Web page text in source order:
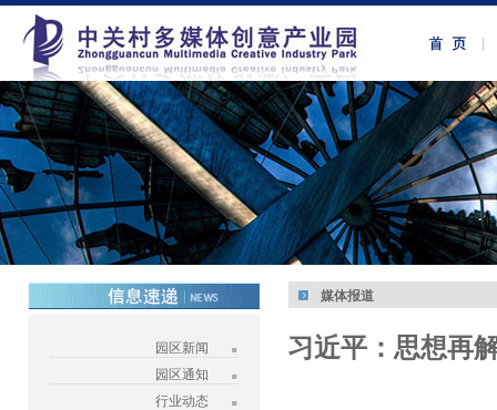
园区新闻
园区通知
行业动态
媒体报道
习近平：思想再